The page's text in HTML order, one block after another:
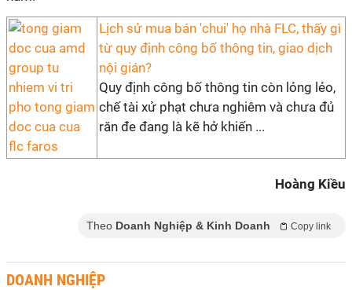
Lịch sử mua bán 'chui' họ nhà FLC, thấy gì
từ quy định công bố thông tin, giao dịch
nội gián?
Quy định công bố thông tin còn lỏng lẻo,
chế tài xử phạt chưa nghiêm và chưa đủ
răn đe đang là kẽ hở khiến ...
Hoàng Kiều
Theo Doanh Nghiệp & Kinh Doanh Copy link
DOANH NGHIỆP